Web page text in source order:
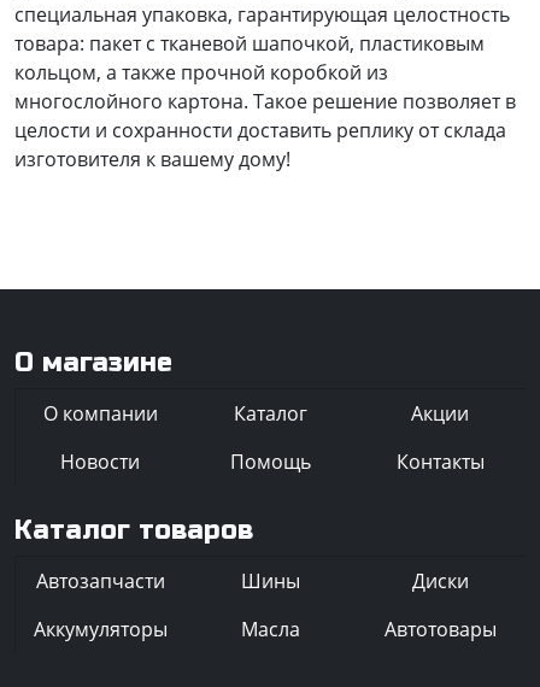
специальная упаковка, гарантирующая целостность
товара: пакет с тканевой шапочкой, пластиковым
кольцом, а также прочной коробкой из
многослойного картона. Такое решение позволяет в
целости и сохранности доставить реплику от склада
изготовителя к вашему дому!
О магазине
О компании Каталог
Акции
Новости
Помощь Контакты
Каталог товаров
Автозапчасти Шины
Диски
Аккумуляторы
Масла Автотовары